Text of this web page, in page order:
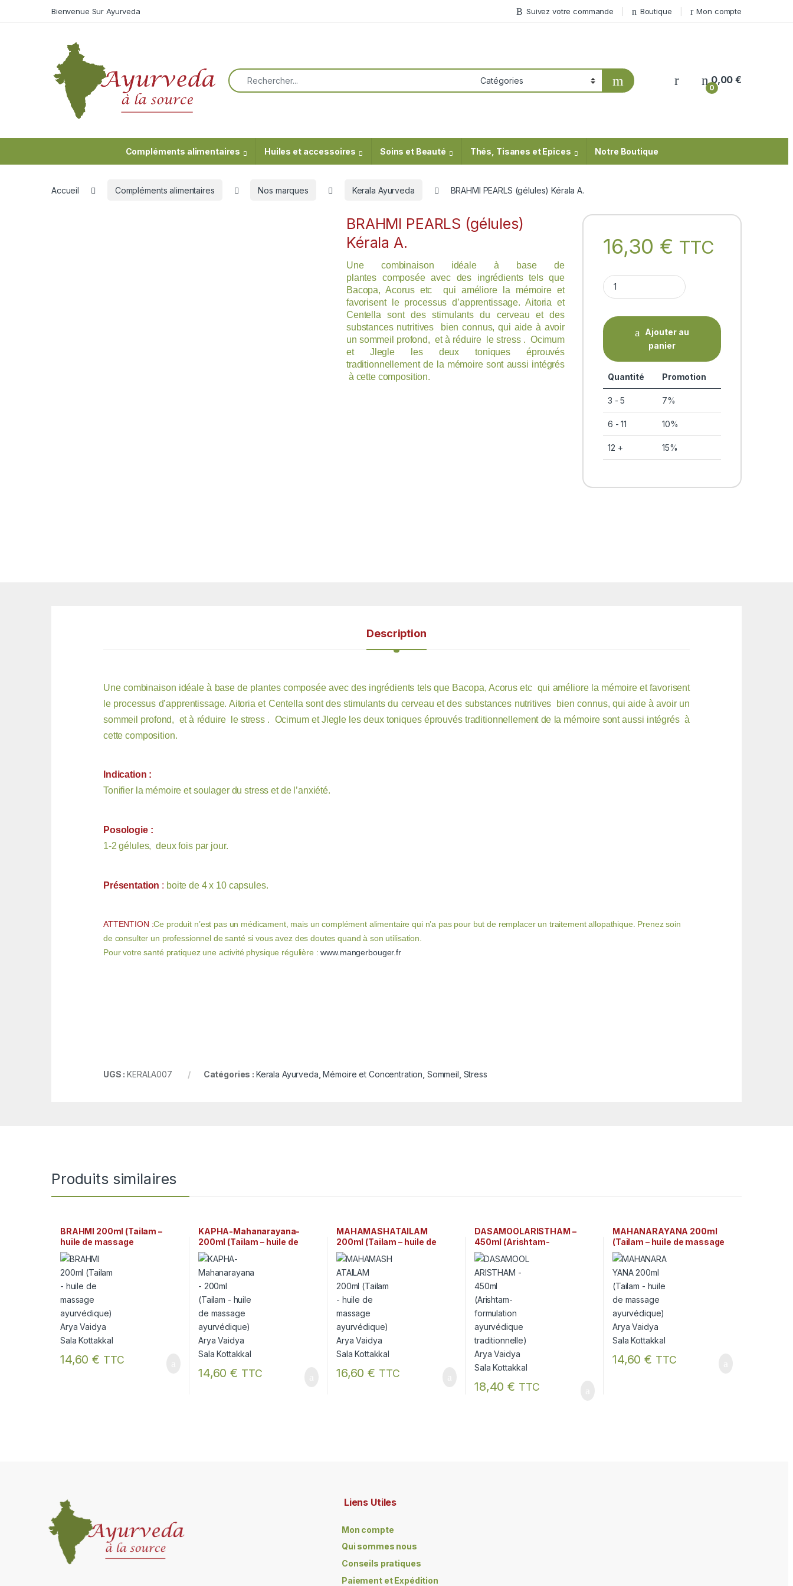
Bienvenue Sur Ayurveda Suivez votre commande Boutique Mon compte
Search for:
My Account
0
0,00€
Compléments alimentaires Huiles et accessoires Soins et Beauté Thés, Tisanes et Epices Notre Boutique
Accueil Compléments alimentaires Nos marques Kerala Ayurveda BRAHMI PEARLS (gélules) Kérala A.
BRAHMI PEARLS (gélules)
Kérala A.
Une combinaison idéale à base de
plantes composée avec des ingrédients tels que
Bacopa, Acorus etc
qui améliore la mémoire et
favorisent le processus d’apprentissage. Aitoria et
Centella sont des stimulants du cerveau et des
substances nutritives
bien connus, qui aide à avoir
un sommeil profond, et à réduire le stress . Ocimum
et Jlegle les deux toniques éprouvés
traditionnellement de la mémoire sont aussi intégrés
à cette composition.
16,30 € TTC
BRAHMI PEARLS (gélules) Kérala A. quantity
Ajouter au
panier
Quantité Promotion
3 - 5 7%
6 - 11 10%
12 + 15%
Description
Une combinaison idéale à base de plantes composée avec des ingrédients tels que Bacopa, Acorus etc qui améliore la mémoire et favorisent
le processus d’apprentissage. Aitoria et Centella sont des stimulants du cerveau et des substances nutritives bien connus, qui aide à avoir un
sommeil profond, et à réduire le stress . Ocimum et Jlegle les deux toniques éprouvés traditionnellement de la mémoire sont aussi intégrés à
cette composition.
Indication :
Tonifier la mémoire et soulager du stress et de l’anxiété.
Posologie :
1-2 gélules, deux fois par jour.
Présentation : boite de 4 x 10 capsules.
ATTENTION :Ce produit n’est pas un médicament, mais un complément alimentaire qui n’a pas pour but de remplacer un traitement allopathique. Prenez soin
de consulter un professionnel de santé si vous avez des doutes quand à son utilisation.
Pour votre santé pratiquez une activité physique régulière :www.mangerbouger.fr
UGS :KERALA007 Catégories : Kerala Ayurveda,Mémoire et Concentration, Sommeil, Stress
Produits similaires
BRAHMI 200ml (Tailam –
huile de massage
ayurvédique) Arya Vaidya
Sala Kottakkal
14,60€ TTC
KAPHA-Mahanarayana-
200ml (Tailam – huile de
massage ayurvédique) Arya
Vaidya Sala Kottakkal
14,60€ TTC
MAHAMASHATAILAM
200ml (Tailam – huile de
massage ayurvédique) Arya
Vaidya Sala Kottakkal
16,60€ TTC
DASAMOOLARISTHAM –
450ml (Arishtam-
formulation ayurvédique
traditionnelle) Arya Vaidya
Sala Kottakkal
18,40€ TTC
MAHANARAYANA 200ml
(Tailam – huile de massage
ayurvédique) Arya Vaidya
Sala Kottakkal
14,60€ TTC
Liens Utiles
Mon compte
Qui sommes nous
Conseils pratiques
Paiement et Expédition